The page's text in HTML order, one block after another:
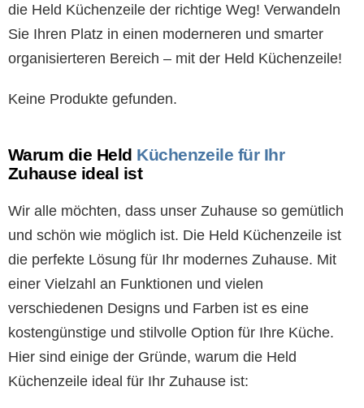
die Held Küchenzeile der richtige Weg! Verwandeln
Sie Ihren Platz in einen moderneren und smarter
organisierteren Bereich – mit der Held Küchenzeile!
Keine Produkte gefunden.
Warum die Held Küchenzeile für Ihr
Zuhause ideal ist
Wir alle möchten, dass unser Zuhause so gemütlich
und schön wie möglich ist. Die Held Küchenzeile ist
die perfekte Lösung für Ihr modernes Zuhause. Mit
einer Vielzahl an Funktionen und vielen
verschiedenen Designs und Farben ist es eine
kostengünstige und stilvolle Option für Ihre Küche.
Hier sind einige der Gründe, warum die Held
Küchenzeile ideal für Ihr Zuhause ist: